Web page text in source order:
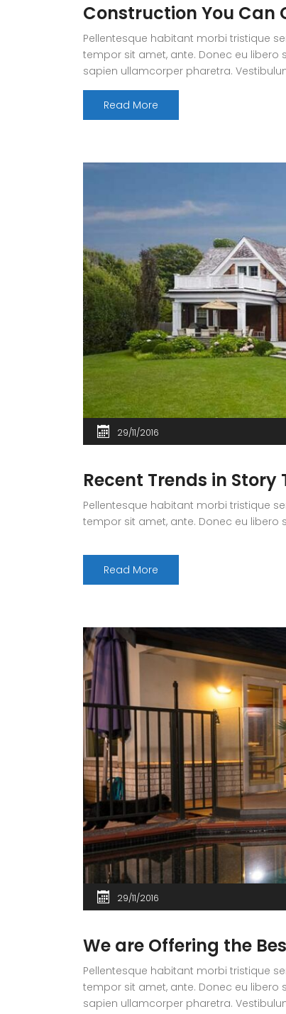
Construction You Can
Pellentesque habitant morbi tristique
tempor sit amet, ante. Donec eu libero
sapien ullamcorper pharetra.
Read More
29/11/2016
Recent Trends in Story
Pellentesque habitant morbi tristique
tempor sit amet, ante. Donec eu libero
Read More
29/11/2016
We are Offering the
Pellentesque habitant morbi tristique
tempor sit amet, ante. Donec eu libero
sapien ullamcorper pharetra.